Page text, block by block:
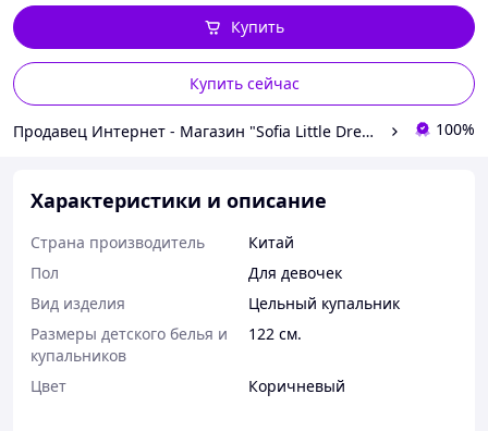
Купить сейчас
Купить
Продавец Интернет - Магазин "Sofia Little Dress Kids" 100%
Характеристики и описание
Страна производитель
Китай
Пол
Для девочек
Вид изделия
Цельный купальник
Размеры детского белья и
купальников
122 см.
Цвет Коричневый